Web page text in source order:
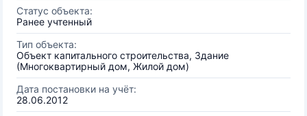
Статус объекта:
Ранее учтенный
Тип объекта:
Объект капитального строительства, Здание
(Многоквартирный дом, Жилой дом)
Дата постановки на учёт:
28.06.2012